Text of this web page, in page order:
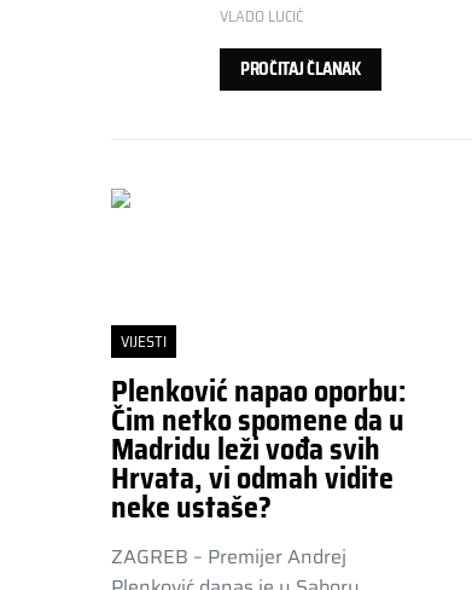
VLADO LUCIĆ
PROČITAJ ČLANAK
VIJESTI
Plenković napao oporbu:
Čim netko spomene da u
Madridu leži vođa svih
Hrvata, vi odmah vidite
neke ustaše?
ZAGREB – Premijer Andrej